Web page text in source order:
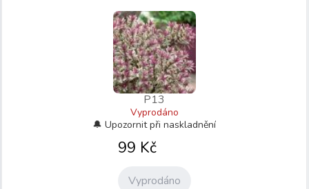
P13
Vyprodáno
99 Kč
Vyprodáno